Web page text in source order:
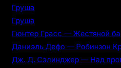
Груша
Груша
Гюнтер Грасс — Жестяной
Даниэль Дефо — Робинзон
Дж. Д. Сэлинджер — Над